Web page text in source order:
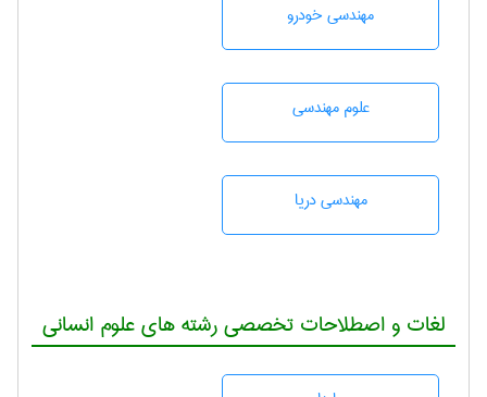
مهندسی خودرو
علوم مهندسی
مهندسی دریا
لغات و اصطلاحات تخصصی رشته های علوم انسانی